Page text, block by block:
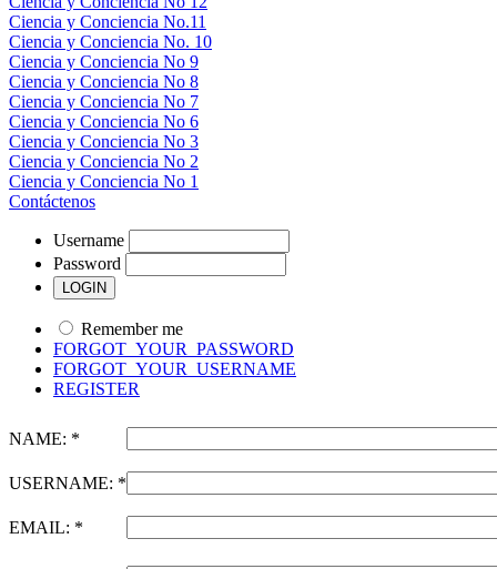
Ciencia y Conciencia No.11
Ciencia y Conciencia No. 10
Ciencia y Conciencia No 9
Ciencia y Conciencia No 8
Ciencia y Conciencia No 7
Ciencia y Conciencia No 6
Ciencia y Conciencia No 3
Ciencia y Conciencia No 2
Ciencia y Conciencia No 1
Contáctenos
Username
Password
Remember me
FORGOT_YOUR_PASSWORD
FORGOT_YOUR_USERNAME
REGISTER
NAME: *
USERNAME: *
EMAIL: *